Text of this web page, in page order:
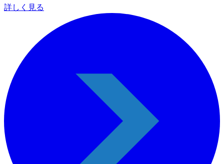
詳しく見る